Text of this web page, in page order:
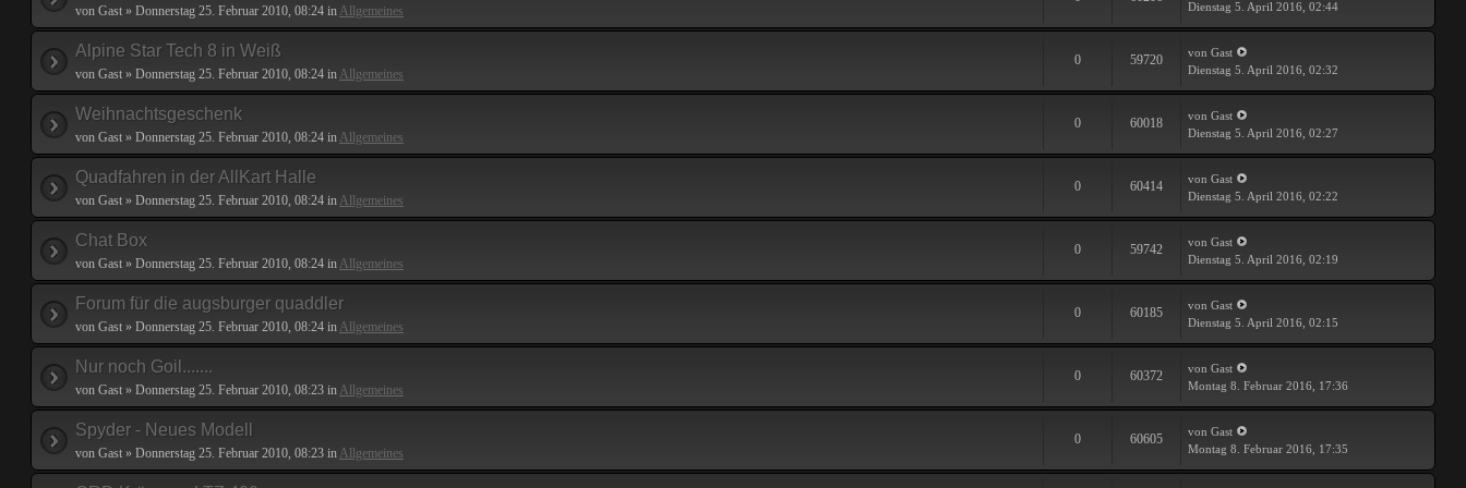
von Gast » Donnerstag 25. Februar 2010, 08:24 in Allgemeines
Dienstag 5. April 2016, 02:44
Alpine Star Tech 8 in Weiß
von Gast » Donnerstag 25. Februar 2010, 08:24 in Allgemeines
0 59720
von Gast
Dienstag 5. April 2016, 02:32
Weihnachtsgeschenk
von Gast » Donnerstag 25. Februar 2010, 08:24 in Allgemeines
0 60018
von Gast
Dienstag 5. April 2016, 02:27
Quadfahren in der AllKart Halle
von Gast » Donnerstag 25. Februar 2010, 08:24 in Allgemeines
0 60414
von Gast
Dienstag 5. April 2016, 02:22
Chat Box
von Gast » Donnerstag 25. Februar 2010, 08:24 in Allgemeines
0 59742
von Gast
Dienstag 5. April 2016, 02:19
Forum für die augsburger quaddler
von Gast » Donnerstag 25. Februar 2010, 08:24 in Allgemeines
0 60185
von Gast
Dienstag 5. April 2016, 02:15
Nur noch Goil.......
von Gast » Donnerstag 25. Februar 2010, 08:23 in Allgemeines
0 60372
von Gast
Montag 8. Februar 2016, 17:36
Spyder - Neues Modell
von Gast » Donnerstag 25. Februar 2010, 08:23 in Allgemeines
0 60605
von Gast
Montag 8. Februar 2016, 17:35